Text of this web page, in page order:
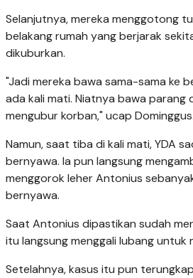
Selanjutnya, mereka menggotong
belakang rumah yang berjarak
dikuburkan.
"Jadi mereka bawa sama-sama ke
ada kali mati. Niatnya bawa parang
mengubur korban," ucap Dominggus.
Namun, saat tiba di kali mati, YDA
bernyawa. Ia pun langsung
menggorok leher Antonius
bernyawa.
Saat Antonius dipastikan sudah
itu langsung menggali lubang untuk
Setelahnya, kasus itu pun